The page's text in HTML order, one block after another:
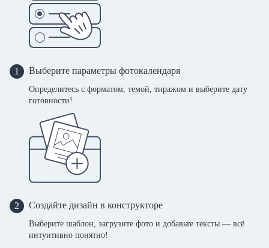
1 Выберите параметры фотокалендаря
Определитесь с форматом, темой, тиражом и выберите дату
готовности!
2 Создайте дизайн в конструкторе
Выберите шаблон, загрузите фото и добавьте тексты — всё
интуитивно понятно!